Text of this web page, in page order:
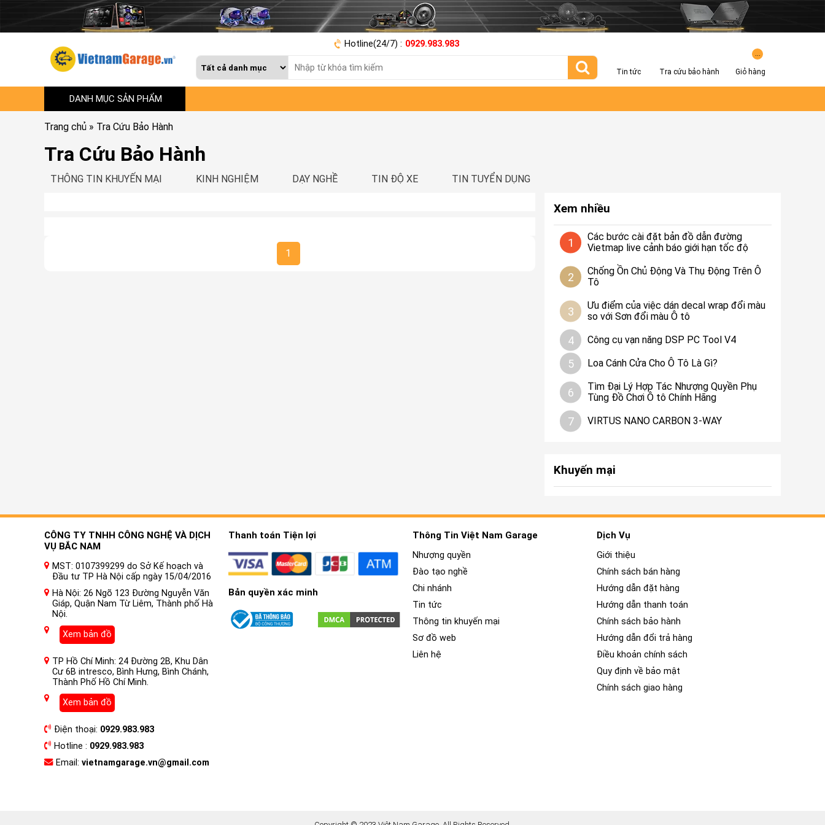
Hotline(24/7) : 0929.983.983
Tin tức Tra cứu bảo hành Giỏ hàng
DANH MỤC SẢN PHẨM
Trang chủ » Tra Cứu Bảo Hành
Tra Cứu Bảo Hành
THÔNG TIN KHUYẾN MẠI KINH NGHIỆM DẠY NGHỀ TIN ĐỘ XE TIN TUYỂN DỤNG
1
Xem nhiều
1
Các bước cài đặt bản đồ dẫn đường
Vietmap live cảnh báo giới hạn tốc độ
2
Chống Ồn Chủ Động Và Thụ Động Trên Ô
Tô
3
Ưu điểm của việc dán decal wrap đổi màu
so với Sơn đổi màu Ô tô
4 Công cụ vạn năng DSP PC Tool V4
5 Loa Cánh Cửa Cho Ô Tô Là Gì?
6
Tìm Đại Lý Hợp Tác Nhượng Quyền Phụ
Tùng Đồ Chơi Ô tô Chính Hãng
7 VIRTUS NANO CARBON 3-WAY
Khuyến mại
CÔNG TY TNHH CÔNG NGHỆ VÀ DỊCH
VỤ BẮC NAM
MST: 0107399299 do Sở Kế hoạch và
Đầu tư TP Hà Nội cấp ngày 15/04/2016
Hà Nội: 26 Ngõ 123 Đường Nguyễn Văn
Giáp, Quận Nam Từ Liêm, Thành phố Hà
Nội.
Xem bản đồ
TP Hồ Chí Minh: 24 Đường 2B, Khu Dân
Cư 6B intresco, Bình Hưng, Bình Chánh,
Thành Phố Hồ Chí Minh.
Xem bản đồ
Điện thoại: 0929.983.983
Hotline : 0929.983.983
Email: vietnamgarage.vn@gmail.com
Thanh toán Tiện lợi
Bản quyền xác minh
Thông Tin Việt Nam Garage
Nhượng quyền
Đào tạo nghề
Chi nhánh
Tin tức
Thông tin khuyến mại
Sơ đồ web
Liên hệ
Dịch Vụ
Giới thiệu
Chính sách bán hàng
Hướng dẫn đặt hàng
Hướng dẫn thanh toán
Chính sách bảo hành
Hướng dẫn đổi trả hàng
Điều khoản chính sách
Quy định về bảo mật
Chính sách giao hàng